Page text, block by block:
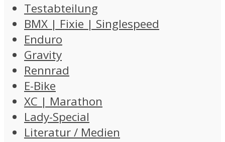
Testabteilung
BMX | Fixie | Singlespeed
Enduro
Gravity
Rennrad
E-Bike
XC | Marathon
Lady-Special
Literatur / Medien